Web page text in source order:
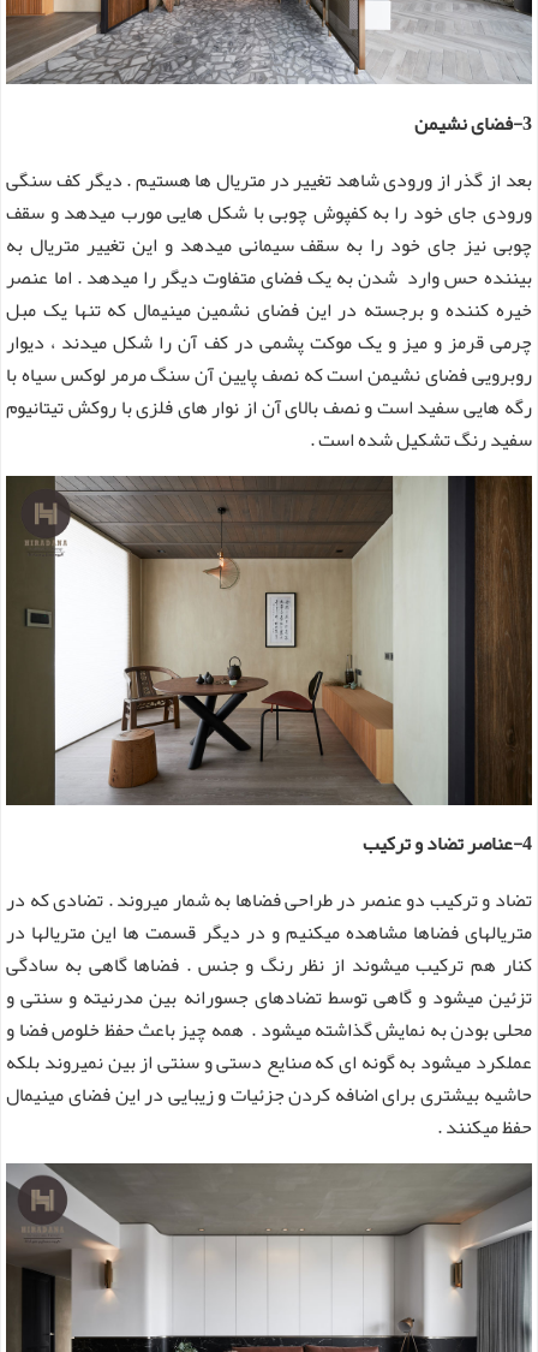
3-فضای نشیمن
بعد از گذر از ورودی شاهد تغییر در متریال ها هستیم . دیگر کف سنگی
ورودی جای خود را به کفپوش چوبی با شکل هایی مورب میدهد و سقف
چوبی نیز جای خود را به سقف سیمانی میدهد و این تغییر متریال به
بیننده حس وارد شدن به یک فضای متفاوت دیگر را میدهد . اما عنصر
خیره کننده و برجسته در این فضای نشمین مینیمال که تنها یک مبل
چرمی قرمز و میز و یک موکت پشمی در کف آن را شکل میدند ، دیوار
روبرویی فضای نشیمن است که نصف پایین آن سنگ مرمر لوکس سیاه با
رگه هایی سفید است و نصف بالای آن از نوار های فلزی با روکش تیتانیوم
سفید رنگ تشکیل شده است .
4-عناصر تضاد و ترکیب
تضاد و ترکیب دو عنصر در طراحی فضاها به شمار میروند . تضادی که در
متریالهای فضاها مشاهده میکنیم و در دیگر قسمت ها این متریالها در
کنار هم ترکیب میشوند از نظر رنگ و جنس . فضاها گاهی به سادگی
تزئین میشود و گاهی توسط تضادهای جسورانه بین مدرنیته و سنتی و
محلی بودن به نمایش گذاشته میشود . همه چیز باعث حفظ خلوص فضا و
عملکرد میشود به گونه ای که صنایع دستی و سنتی از بین نمیروند بلکه
حاشیه بیشتری برای اضافه کردن جزئیات و زیبایی در این فضای مینیمال
حفظ میکنند .